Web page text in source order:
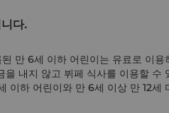
다.
만 6세 이하 어린이는 유료로 이용
내지 않고 뷔페 식사를 이용할 수
이하 어린이와 만 6세 이상 만 12세